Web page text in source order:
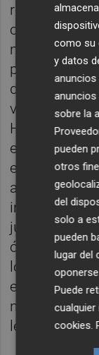
región de
medio se
podría jugar
demandó al
viajando
Hernández,
el director
esperaba
anunció su
impidió
jugador ha
órdenes de
los partidos
en vigor).
nuevos aires
le busca
como su
y datos
sobre la
pueden
otros
del
solo a
pueden
lugar del
Puede
cookies .